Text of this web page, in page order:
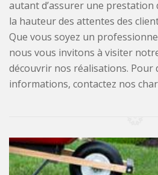
autant d’assurer une prestation
la hauteur des attentes des
Que vous soyez un
nous vous invitons à visiter
découvrir nos réalisations. Pour
informations, contactez nos